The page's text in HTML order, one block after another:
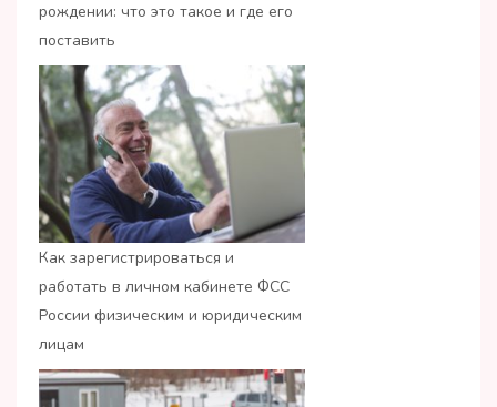
рождении: что это такое и где его
поставить
Как зарегистрироваться и
работать в личном кабинете ФСС
России физическим и юридическим
лицам